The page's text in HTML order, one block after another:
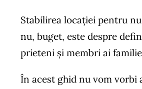
Stabilirea locației pentru
nu, buget, este despre
prieteni și membri ai
În acest ghid nu vom vorbi